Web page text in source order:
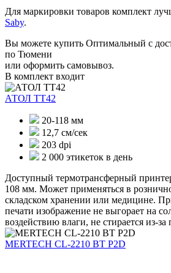
Для маркировки товаров комплект
Saby.
Вы можете купить Оптимальный с
по Тюмени
или оформить самовывоз.
В комплект входит
АТОЛ ТТ42
20-118 мм
12,7 см/сек
203 dpi
2 000 этикеток в день
Доступный термотрансферный
108 мм. Может применяться в
складском хранении или медицине.
печати изображение не выгорает на
воздействию влаги, не стирается из-за
MERTECH CL-2210 BT P2D